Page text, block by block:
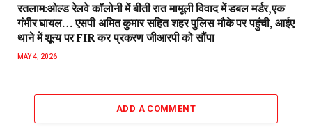
रतलाम:ओल्ड रेलवे कॉलोनी में बीती रात मामूली विवाद में डबल मर्डर,एक
गंभीर घायल… एसपी अमित कुमार सहित शहर पुलिस मौके पर पहुंची, आईए
थाने में शून्य पर FIR कर प्रकरण जीआरपी को सौंपा
MAY 4, 2026
ADD A COMMENT